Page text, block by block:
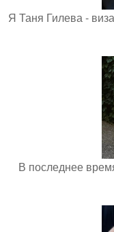
Я Таня Гилева -
В последнее